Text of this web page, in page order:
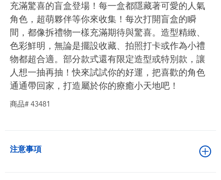
角色收藏
生活雜貨
充滿驚喜的盲盒登場！每一盒都隱藏著可愛的人氣
角色，超萌夥伴等你來收集！每次打開盲盒的瞬
間，都像拆禮物一樣充滿期待與驚喜。造型精緻、
色彩鮮明，無論是擺設收藏、拍照打卡或作為小禮
物都超合適。部分款式還有限定造型或特別款，讓
人想一抽再抽！快來試試你的好運，把喜歡的角色
通通帶回家，打造屬於你的療癒小天地吧！
商品# 43481
注意事項